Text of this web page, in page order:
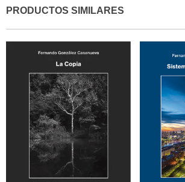
PRODUCTOS SIMILARES